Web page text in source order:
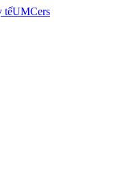
tếUMCers